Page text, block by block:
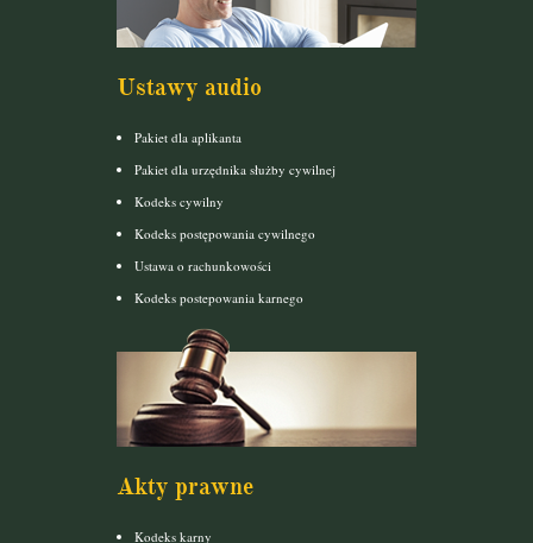
Ustawy audio
Pakiet dla aplikanta
Pakiet dla urzędnika służby cywilnej
Kodeks cywilny
Kodeks postępowania cywilnego
Ustawa o rachunkowości
Kodeks postepowania karnego
Akty prawne
Kodeks karny